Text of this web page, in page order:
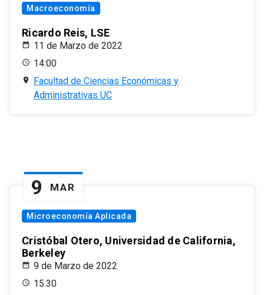
Macroeconomía
Ricardo Reis, LSE
11 de Marzo de 2022
14:00
Facultad de Ciencias Económicas y
Administrativas UC
9 MAR
Microeconomía Aplicada
Cristóbal Otero, Universidad de California,
Berkeley
9 de Marzo de 2022
15:30